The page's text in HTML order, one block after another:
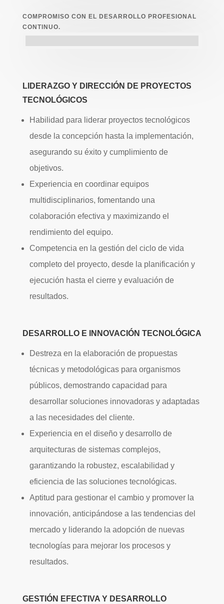
COMPROMISO CON EL DESARROLLO PROFESIONAL
CONTINUO.
LIDERAZGO Y DIRECCIÓN DE PROYECTOS
TECNOLÓGICOS
Habilidad para liderar proyectos tecnológicos
desde la concepción hasta la implementación,
asegurando su éxito y cumplimiento de
objetivos.
Experiencia en coordinar equipos
multidisciplinarios, fomentando una
colaboración efectiva y maximizando el
rendimiento del equipo.
Competencia en la gestión del ciclo de vida
completo del proyecto, desde la planificación y
ejecución hasta el cierre y evaluación de
resultados.
DESARROLLO E INNOVACIÓN TECNOLÓGICA
Destreza en la elaboración de propuestas
técnicas y metodológicas para organismos
públicos, demostrando capacidad para
desarrollar soluciones innovadoras y adaptadas
a las necesidades del cliente.
Experiencia en el diseño y desarrollo de
arquitecturas de sistemas complejos,
garantizando la robustez, escalabilidad y
eficiencia de las soluciones tecnológicas.
Aptitud para gestionar el cambio y promover la
innovación, anticipándose a las tendencias del
mercado y liderando la adopción de nuevas
tecnologías para mejorar los procesos y
resultados.
GESTIÓN EFECTIVA Y DESARROLLO